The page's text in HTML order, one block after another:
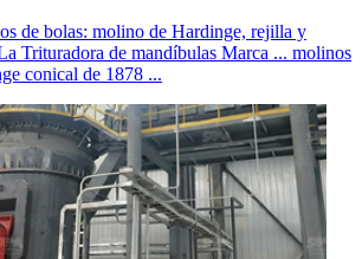
de bolas: molino de Hardinge, rejilla y
Trituradora de mandíbulas Marca ... molinos
conical de 1878 ...